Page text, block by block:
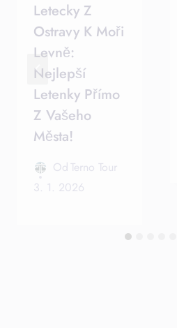
Letecky Z
Ostravy K Moři
Levně:
Nejlepší
Letenky Přímo
Z Vašeho
Města!
Od Terno Tour
3. 1. 2026